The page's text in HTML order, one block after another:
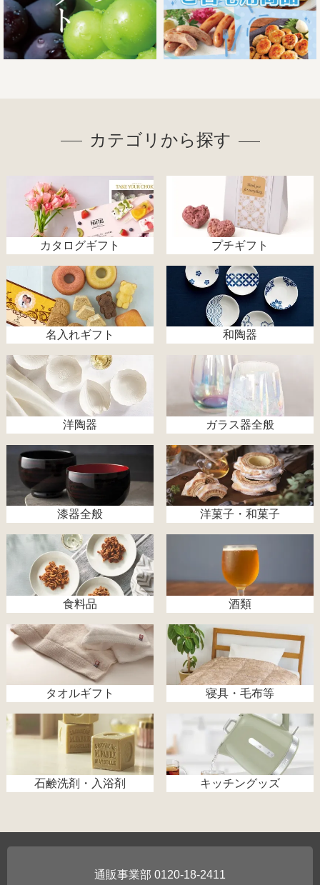
カテゴリから探す
カタログギフト プチギフト
名入れギフト 和陶器
洋陶器 ガラス器全般
漆器全般 洋菓子・和菓子
食料品 酒類
タオルギフト 寝具・毛布等
石鹸洗剤・入浴剤 キッチングッズ
0120-18-2411